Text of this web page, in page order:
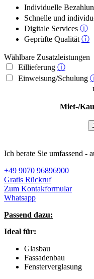
Individuelle
Schnelle und
Digitale Services ⓘ
Geprüfte Qualität ⓘ
Wählbare Zusatzleistungen
Eillieferung ⓘ
Einweisung/Schulung
Miet-/
Ich berate Sie umfassend -
+49 9070 96896900
Gratis Rückruf
Zum Kontakformular
Whatsapp
Passend dazu:
Ideal für:
Glasbau
Fassadenbau
Fensterverglasung